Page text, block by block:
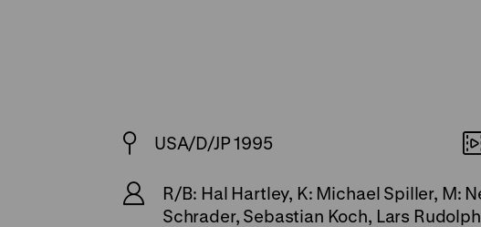
USA/D/JP 1995
R/B: Hal Hartley, K: Michael Spiller, M:
Schrader, Sebastian Koch, Lars